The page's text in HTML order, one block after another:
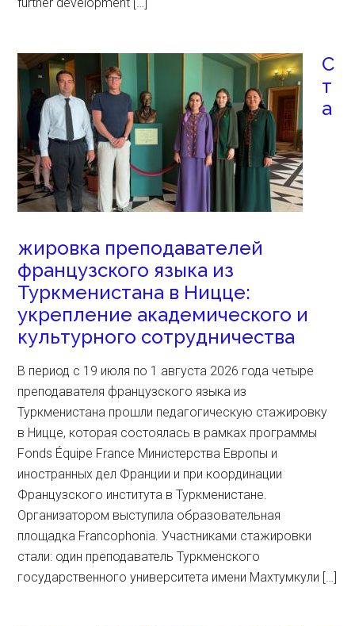
С
т
а
жировка преподавателей
французского языка из
Туркменистана в Ницце:
укрепление академического и
культурного сотрудничества
В период с 19 июля по 1 августа 2026 года четыре
преподавателя французского языка из
Туркменистана прошли педагогическую стажировку
в Ницце, которая состоялась в рамках программы
Fonds Équipe France Министерства Европы и
иностранных дел Франции и при координации
Французского института в Туркменистане.
Организатором выступила образовательная
площадка Francophonia. Участниками стажировки
стали: один преподаватель Туркменского
государственного университета имени Махтумкули […]